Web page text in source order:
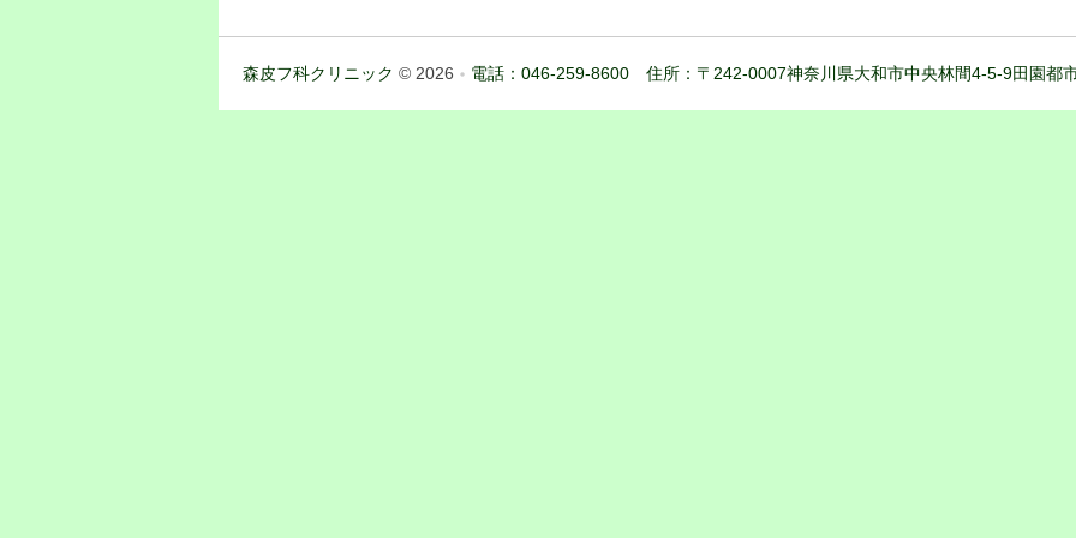
森皮フ科クリニック © 2026 電話：046-259-8600 住所：〒242-0007神奈川県大和市中央林間4-5-9田園都